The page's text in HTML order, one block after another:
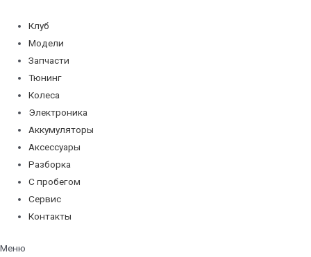
содержимому
Клуб
Модели
Запчасти
Тюнинг
Колеса
Электроника
Аккумуляторы
Аксессуары
Разборка
С пробегом
Сервис
Контакты
Меню